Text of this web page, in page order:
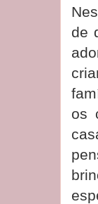
de
os